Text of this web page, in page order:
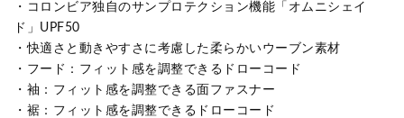
・コロンビア独自のサンプロテクション機能「オムニシェイ
ド」UPF50
・快適さと動きやすさに考慮した柔らかいウーブン素材
・フード：フィット感を調整できるドローコード
・袖：フィット感を調整できる面ファスナー
・裾：フィット感を調整できるドローコード